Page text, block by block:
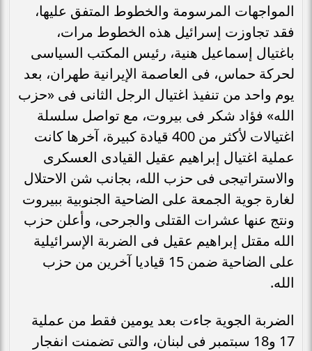
المواجهات المرسومة والخطوط المتفق عليها،
فقد تجاوزت إسرائيل هذه الخطوط مرات،
باغتيال إسماعيل هنية، رئيس المكتب السياسى
لحركة حماس، فى العاصمة الإيرانية طهران، بعد
يوم واحد من تنفيذ اغتيال الرجل الثانى فى «حزب
الله» فؤاد شكر فى بيروت، مع تواصل سلسلة
اغتيالات لأكثر من 400 قيادة كبيرة، آخرها كانت
عملية اغتيال إبراهيم عقيل القيادى العسكرى
والاستراتيجى فى حزب الله، بجانب شن الاحتلال
لغارة جوية الجمعة على الضاحية الجنوبية ببيروت
ونتج عنها عشرات القتلى والجرحى، وأعلن حزب
الله مقتل إبراهيم عقيل فى الضربة الإسرائيلية
على الضاحية ضمن 15 قياديا آخرين من حزب
الله.
الضربة الجوية جاءت بعد يومين فقط من عملية
17 و18 سبتمبر فى لبنان، والتى تضمنت انفجار